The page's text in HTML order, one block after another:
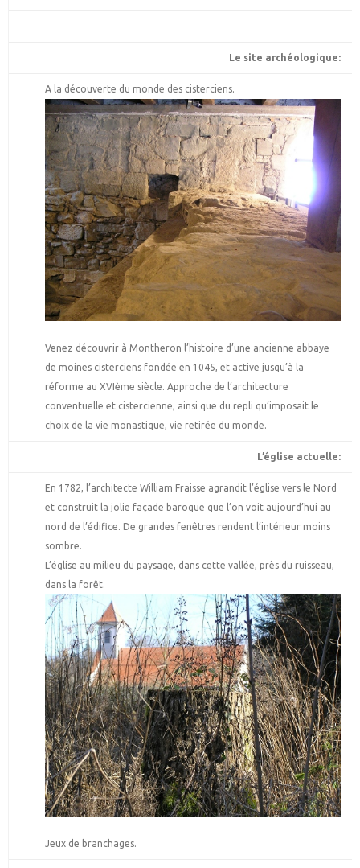
Le site archéologique:
A la découverte du monde des cisterciens.
Venez découvrir à Montheron l’histoire d’une ancienne abbaye
de moines cisterciens fondée en 1045, et active jusqu’à la
réforme au XVIème siècle. Approche de l’architecture
conventuelle et cistercienne, ainsi que du repli qu’imposait le
choix de la vie monastique, vie retirée du monde.
L’église actuelle:
En 1782, l’architecte William Fraisse agrandit l’église vers le Nord
et construit la jolie façade baroque que l’on voit aujourd’hui au
nord de l’édifice. De grandes fenêtres rendent l’intérieur moins
sombre.
L’église au milieu du paysage, dans cette vallée, près du ruisseau,
dans la forêt.
Jeux de branchages.